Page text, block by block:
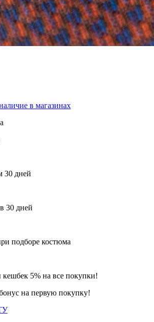
в магазинах
30 дней
30 дней
подборе костюма
кешбек 5% на все покупки!
на первую покупку!